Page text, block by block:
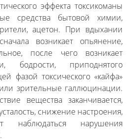
эффекта токсикоманы
средства бытовой химии,
ацетон. При вдыхании
возникает опьянение,
после чего возникает
бодрости, приподнятого
фазой токсического «кайфа»
зрительные галлюцинации.
вещества заканчивается,
снижение настроения,
наблюдаться нарушения